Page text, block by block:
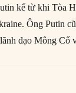
kể từ khi Tòa
Ông Putin
đạo Mông Cổ